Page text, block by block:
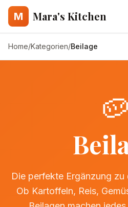
M Mara's Kitchen
Home/Kategorien/Beilage
🥔
Die perfekte Ergänzung
Ob Kartoffeln, Reis,